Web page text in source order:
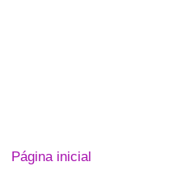
Página inicial